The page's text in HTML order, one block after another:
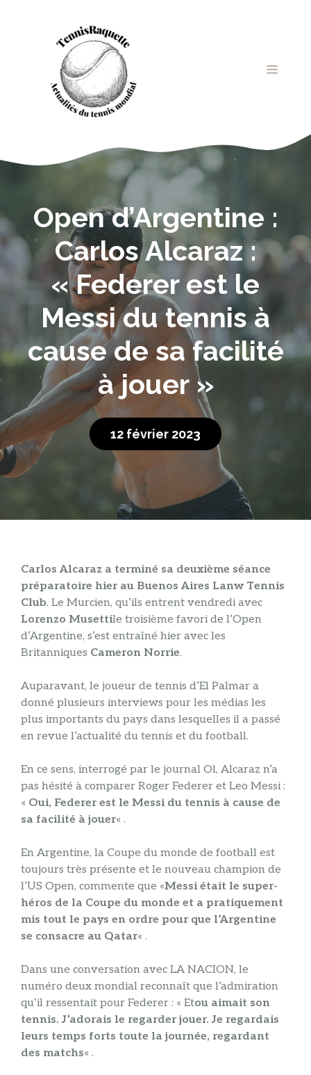
MENU
Open d’Argentine :
Carlos Alcaraz :
« Federer est le
Messi du tennis à
cause de sa facilité
à jouer »
12 février 2023
Carlos Alcaraz a terminé sa deuxième séance
préparatoire hier au Buenos Aires Lanw Tennis
Club. Le Murcien, qu’ils entrent vendredi avec
Lorenzo Musettile troisième favori de l’Open
d’Argentine, s’est entraîné hier avec les
Britanniques Cameron Norrie.
Auparavant, le joueur de tennis d’El Palmar a
donné plusieurs interviews pour les médias les
plus importants du pays dans lesquelles il a passé
en revue l’actualité du tennis et du football.
En ce sens, interrogé par le journal Ol, Alcaraz n’a
pas hésité à comparer Roger Federer et Leo Messi :
« Oui, Federer est le Messi du tennis à cause de
sa facilité à jouer« .
En Argentine, la Coupe du monde de football est
toujours très présente et le nouveau champion de
l’US Open, commente que «Messi était le super-
héros de la Coupe du monde et a pratiquement
mis tout le pays en ordre pour que l’Argentine
se consacre au Qatar« .
Dans une conversation avec LA NACION, le
numéro deux mondial reconnaît que l’admiration
qu’il ressentait pour Federer : « Etou aimait son
tennis. J’adorais le regarder jouer. Je regardais
leurs temps forts toute la journée, regardant
des matchs« .